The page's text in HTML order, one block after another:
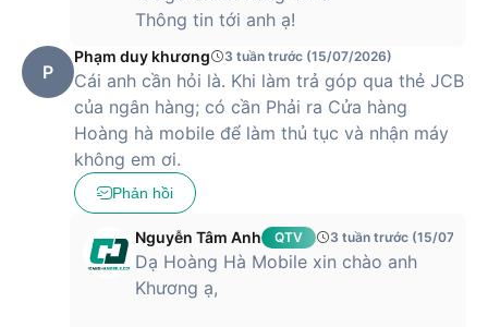
quyền chính thức của Apple tại Việt Nam, hứa hẹn đem lại
cho khách hàng những sản phẩm chất lượng cao và mức giá
phải chăng nhất.
iPhone 13 có giá bao nhiêu?
iPhone 13 hiện được bán với mức giá
thành lựa chọn nổi bật trong phân khúciPhonetầm trung.
Với mức giá này, người dùng có thể sở hữu thiết bị sở hữu
chip A15 Bionic mạnh mẽ, màn hình OLED sắc nét và hệ
thống camera chất lượng cao, đáp ứng tốt nhu cầu chụp
Thông tin tới anh ạ!
P
Phạm duy khương 3 tuần trước (15/07/2026)
Cái anh cần hỏi là. Khi làm trả góp qua thẻ JCB
của ngân hàng; có cần Phải ra Cửa hàng
Hoàng hà mobile để làm thủ tục và nhận máy
không em ơi.
Phản hồi
Nguyễn Tâm Anh QTV 3 tuần trước (15/07/
Dạ Hoàng Hà Mobile xin chào anh
Khương ạ,